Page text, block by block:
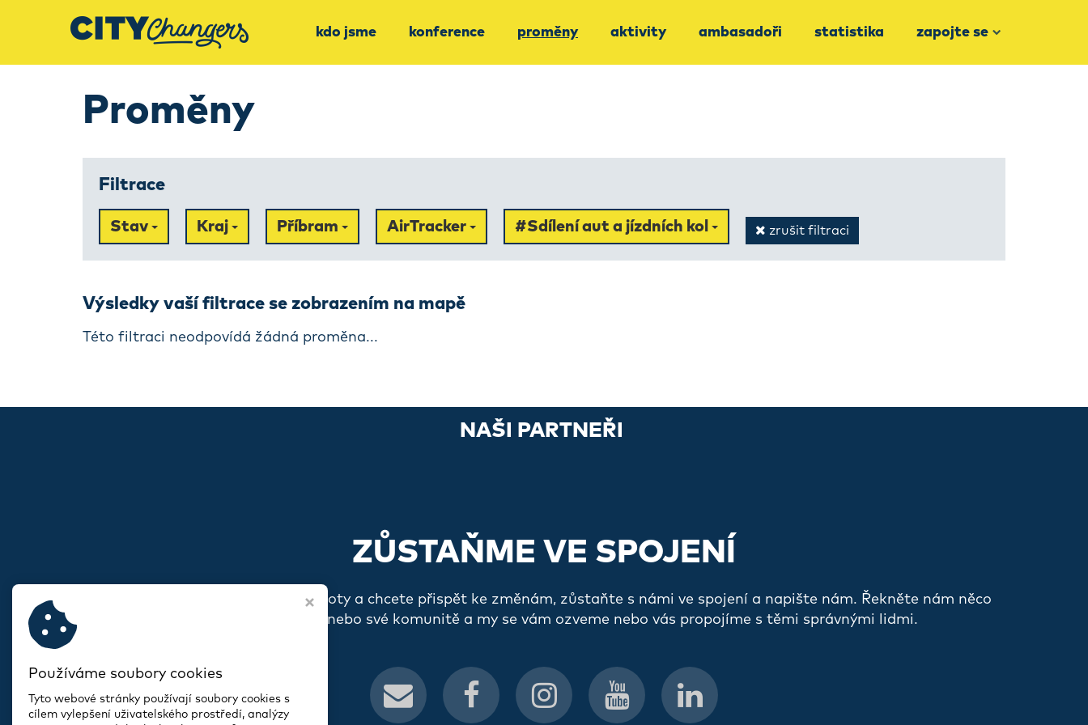
kdo jsme konference proměny aktivity ambasadoři statistika zapojte se
Proměny
Filtrace
Stav Kraj Příbram AirTracker #Sdílení aut a jízdních kol zrušit filtraci
Výsledky vaší filtrace se zobrazením na mapě
Této filtraci neodpovídá žádná proměna...
NAŠI PARTNEŘI
ZŮSTAŇME VE SPOJENÍ
Pokud s vámi rezonují naše hodnoty a chcete přispět ke změnám, zůstaňte s námi ve spojení a napište nám. Řekněte nám něco
o sobě, o svém spolku nebo své komunitě a my se vám ozveme nebo vás propojíme s těmi správnými lidmi.
Používáme soubory cookies
Tyto webové stránky používají soubory cookies s
cílem vylepšení uživatelského prostředí, analýzy